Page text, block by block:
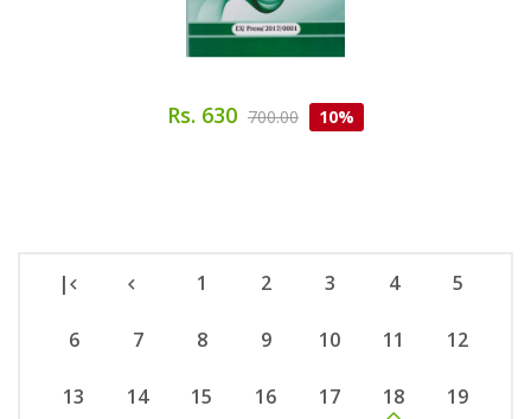
Rs. 630 700.00 10%
| 1 2 3 4 5
6 7 8 9 10 11 12
13 14 15 16 17 18 19